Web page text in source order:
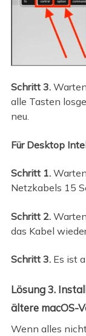
Schritt 3.Warten
alle Tasten
neu.
Für Desktop
Schritt 1.
Netzkabels 15
Schritt 2.
das Kabel
Schritt 3. Es ist
Lösung 3.
ältere macOS-
Wenn alles